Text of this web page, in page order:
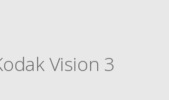
Vision 3